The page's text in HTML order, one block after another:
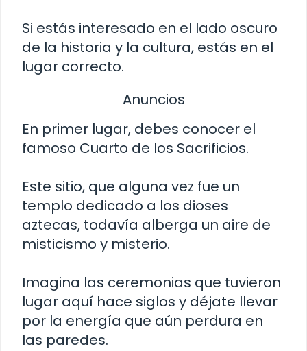
Si estás interesado en el lado oscuro
de la historia y la cultura, estás en el
lugar correcto.
Anuncios
En primer lugar, debes conocer el
famoso Cuarto de los Sacrificios.
Este sitio, que alguna vez fue un
templo dedicado a los dioses
aztecas, todavía alberga un aire de
misticismo y misterio.
Imagina las ceremonias que tuvieron
lugar aquí hace siglos y déjate llevar
por la energía que aún perdura en
las paredes.